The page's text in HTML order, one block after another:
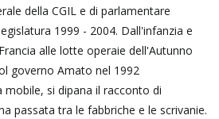
della CGIL e di parlamentare
1999 - 2004. Dall'infanzia e
alle lotte operaie dell'Autunno
governo Amato nel 1992
mobile, si dipana il racconto di
passata tra le fabbriche e le scrivanie.